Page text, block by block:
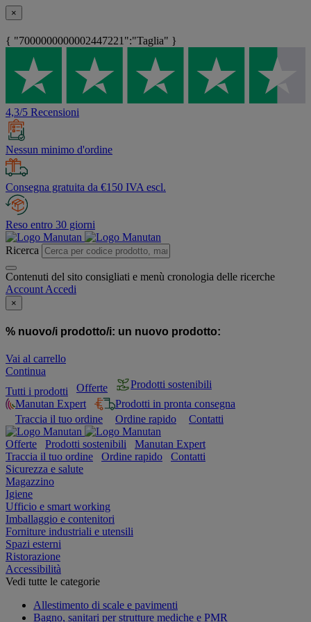
×
{ "7000000000002447221":"Taglia" }
4,3/5 Recensioni
Nessun minimo d'ordine
Consegna gratuita da €150 IVA escl.
Reso entro 30 giorni
Ricerca
Contenuti del sito consigliati e menù cronologia delle ricerche
Account Accedi
×
% nuovo/i prodotto/i: un nuovo prodotto:
Vai al carrello
Continua
Tutti i prodotti
Offerte
Prodotti sostenibili
Manutan Expert
Prodotti in pronta consegna
Traccia il tuo ordine
Ordine rapido Contatti
Offerte Prodotti sostenibili
Manutan Expert
Traccia il tuo ordine
Ordine rapido
Contatti
Sicurezza e salute
Magazzino
Igiene
Ufficio e smart working
Imballaggio e contenitori
Forniture industriali e utensili
Spazi esterni
Ristorazione
Accessibilità
Vedi tutte le categorie
Allestimento di scale e pavimenti
Bagno, sanitari per strutture mediche e PMR